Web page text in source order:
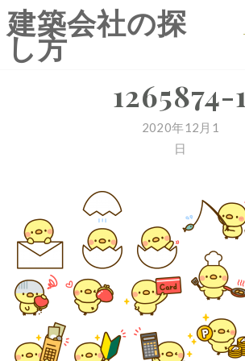
Skip
to
content
建築会社の探
し方
1265874-1
2020年12月1
日